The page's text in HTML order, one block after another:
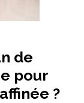
de
pour
?